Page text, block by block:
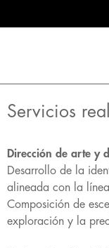
Servicios
Dirección de arte y
Desarrollo de la
alineada con la línea
Composición de
exploración y la